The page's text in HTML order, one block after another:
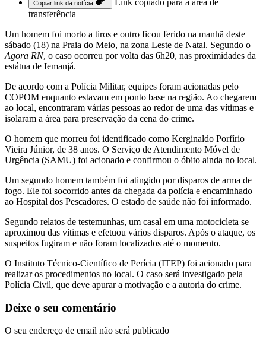
Copiar link da notícia
transferência
Um homem foi morto a tiros e outro ficou ferido na manhã deste
sábado (18) na Praia do Meio, na zona Leste de Natal. Segundo o
Agora RN, o caso ocorreu por volta das 6h20, nas proximidades da
estátua de Iemanjá.
De acordo com a Polícia Militar, equipes foram acionadas pelo
COPOM enquanto estavam em ponto base na região. Ao chegarem
ao local, encontraram várias pessoas ao redor de uma das vítimas e
isolaram a área para preservação da cena do crime.
O homem que morreu foi identificado como Kerginaldo Porfírio
Vieira Júnior, de 38 anos. O Serviço de Atendimento Móvel de
Urgência (SAMU) foi acionado e confirmou o óbito ainda no local.
Um segundo homem também foi atingido por disparos de arma de
fogo. Ele foi socorrido antes da chegada da polícia e encaminhado
ao Hospital dos Pescadores. O estado de saúde não foi informado.
Segundo relatos de testemunhas, um casal em uma motocicleta se
aproximou das vítimas e efetuou vários disparos. Após o ataque, os
suspeitos fugiram e não foram localizados até o momento.
O Instituto Técnico-Científico de Perícia (ITEP) foi acionado para
realizar os procedimentos no local. O caso será investigado pela
Polícia Civil, que deve apurar a motivação e a autoria do crime.
Deixe o seu comentário
O seu endereço de email não será publicado